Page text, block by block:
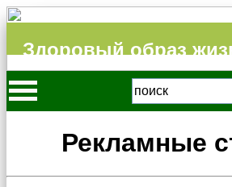
Здоровый образ
Рекламные